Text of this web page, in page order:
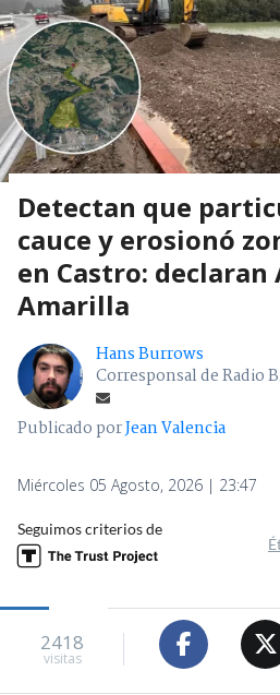
Detectan que
cauce y erosionó
en Castro: declaran
Amarilla
Hans Burrows
Corresponsal de Radio
Publicado porJean Valencia
Miércoles 05 Agosto, 2026 | 23:47
Seguimos criterios de
2418
visitas